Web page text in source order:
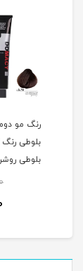
رنگ مو
بلوطی رنگ